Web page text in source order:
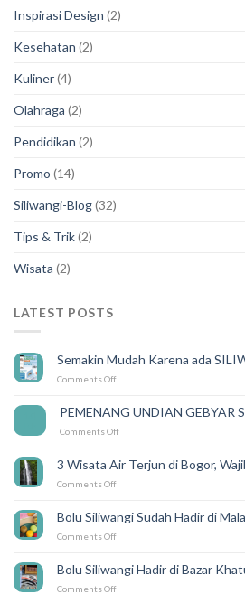
Inspirasi Design (2)
Kesehatan (2)
Kuliner(4)
Olahraga (2)
Pendidikan (2)
Promo (14)
Siliwangi-Blog(32)
Tips & Trik(2)
Wisata (2)
LATEST POSTS
Semakin Mudah Karena ada
Comments Offon
Karena
ada
DELIVERY
PEMENANG UNDIAN GEBYAR
Comments Offon
GEBYAR
3 Wisata Air Terjun di Bogor,
Comments Offon
Air
Terjun
Bogor,
Wajib
di
Bolu Siliwangi Sudah Hadir di
Comments Offon
Sudah
Hadir
Bolu Siliwangi Hadir di Bazar
Comments Offon